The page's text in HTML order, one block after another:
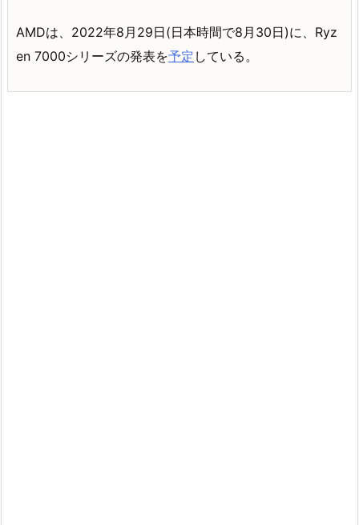
AMDは、2022年8月29日(日本時間で8月30日)に、Ryz
en 7000シリーズの発表を予定 している。